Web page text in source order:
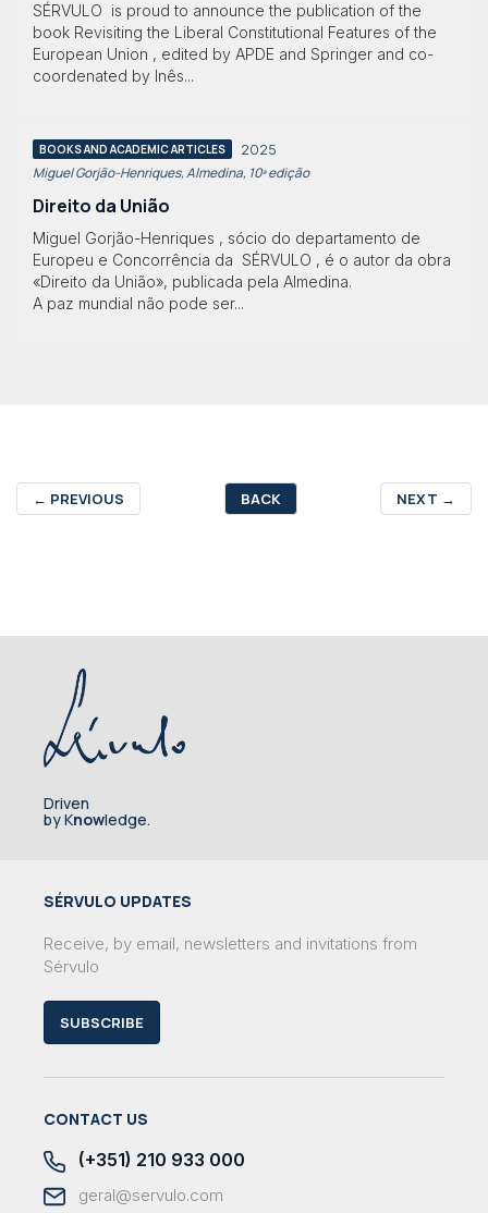
SÉRVULO is proud to announce the publication of the
book Revisiting the Liberal Constitutional Features of the
European Union , edited by APDE and Springer and co-
coordenated by Inês...
BOOKS AND ACADEMIC ARTICLES 2025
Miguel Gorjão-Henriques, Almedina, 10ª edição
Direito da União
Miguel Gorjão-Henriques , sócio do departamento de
Europeu e Concorrência da SÉRVULO , é o autor da obra
«Direito da União», publicada pela Almedina.
A paz mundial não pode ser...
← PREVIOUS BACK NEXT →
Driven
by Knowledge.
SÉRVULO UPDATES
Receive, by email, newsletters and invitations from
Sérvulo
SUBSCRIBE
CONTACT US
(+351) 210 933 000
geral@servulo.com